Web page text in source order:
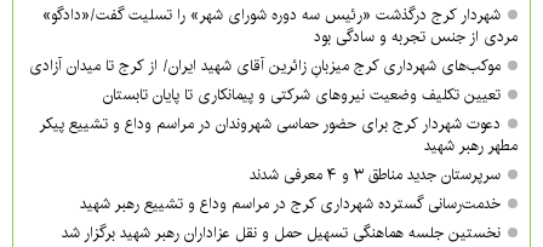
شهردار کرج درگذشت «رئیس سه دوره شورای شهر» را تسلیت گفت/«دادگو»
مردی از جنس تجربه و سادگی بود
موکب‌های شهرداری کرج میزبانِ زائرین آقای شهید ایران/ از کرج تا میدان آزادی
تعیین تکلیف وضعیت نیروهای شرکتی و پیمانکاری تا پایان تابستان
دعوت شهردار کرج برای حضور حماسی شهروندان در مراسم وداع و تشییع پیکر
مطهر رهبر شهید
سرپرستان جدید مناطق ۳ و ۴ معرفی شدند
خدمت‌رسانی گسترده شهرداری کرج در مراسم وداع و تشییع رهبر شهید
نخستین جلسه هماهنگی تسهیل حمل و نقل عزاداران رهبر شهید برگزار شد